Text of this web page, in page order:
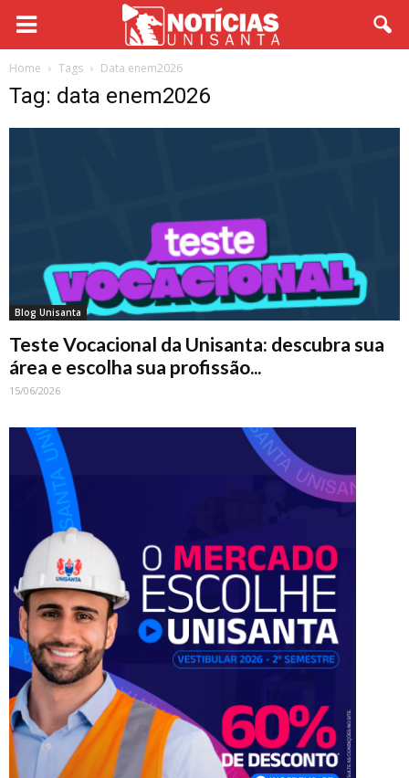
Home Tags Data enem2026
Tag: data enem2026
Blog Unisanta
Teste Vocacional da Unisanta: descubra sua
área e escolha sua profissão...
15/06/2026